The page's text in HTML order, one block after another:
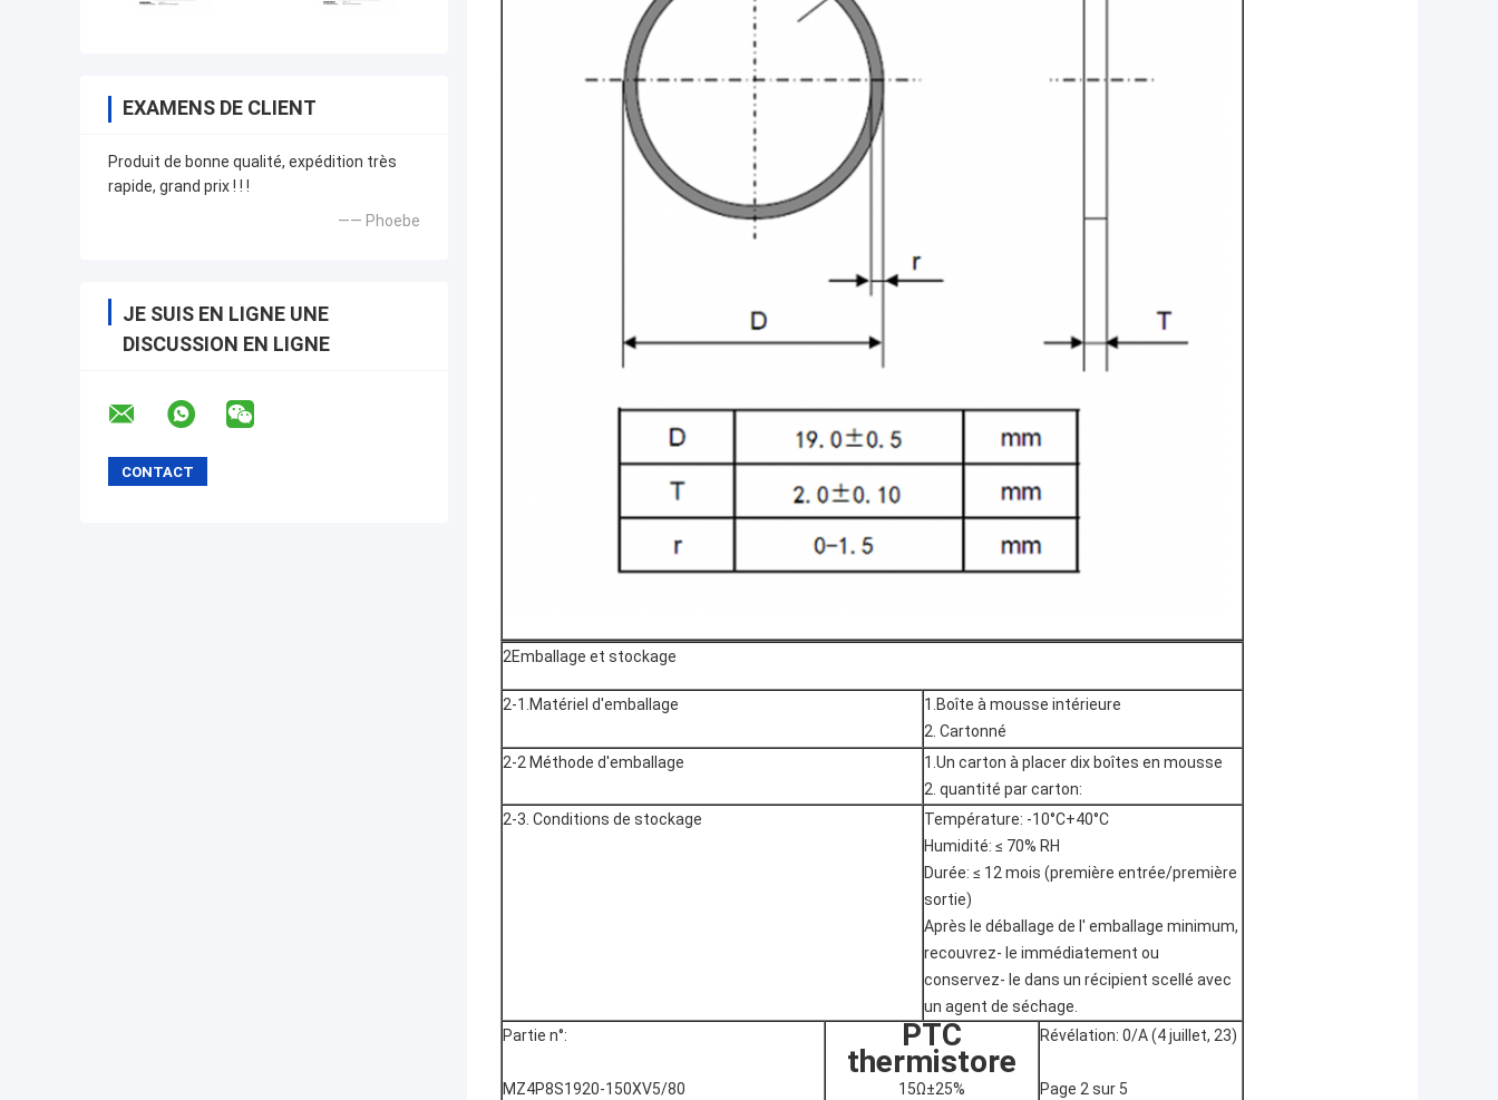
EXAMENS DE CLIENT
Produit de bonne qualité, expédition très
rapide, grand prix ! ! !
—— Phoebe
JE SUIS EN LIGNE UNE
DISCUSSION EN LIGNE
2Emballage et stockage
2-1.Matériel d'emballage
1.Boîte à mousse intérieure
2. Cartonné
2-2 Méthode d'emballage
1.Un carton à placer dix boîtes en mousse
2. quantité par carton:
2-3. Conditions de stockage
Température: -10°C+40°C
Humidité: ≤ 70% RH
Durée: ≤ 12 mois (première entrée/première
sortie)
Après le déballage de l' emballage minimum,
recouvrez- le immédiatement ou
conservez- le dans un récipient scellé avec
un agent de séchage.
Partie n°:
MZ4P8S1920-150XV5/80
PTC
thermistore
15Ω±25%
Révélation: 0/A (4 juillet, 23)
Page 2 sur 5